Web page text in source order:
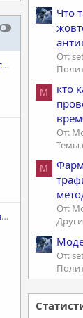
Товарооборот Украины превысил $82 млрд за семь месяцев, импорт более чем вдвое превысил экспорт
Торгую за Вас на Binance без лимитов - Партнёрство
Что
От:
M
кто
От:
Темы
M
От:
От: